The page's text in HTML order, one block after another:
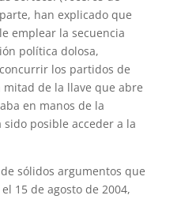
han explicado que
emplear la secuencia
política dolosa,
los partidos de
de la llave que abre
en manos de la
posible acceder a la
sólidos argumentos que
15 de agosto de 2004,